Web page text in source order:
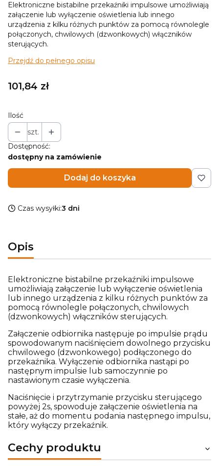
Elektroniczne bistabilne przekaźniki impulsowe umożliwiają
załączenie lub wyłączenie oświetlenia lub innego
urządzenia z kilku różnych punktów za pomocą równolegle
połączonych, chwilowych (dzwonkowych) włączników
sterujących.
Przejdź do pełnego opisu
Cena
101,84 zł
Ilość
szt.
Dostępność:
dostępny na zamówienie
Dodaj do koszyka
Czas wysyłki:3 dni
Opis
Elektroniczne bistabilne przekaźniki impulsowe
umożliwiają załączenie lub wyłączenie oświetlenia
lub innego urządzenia z kilku różnych punktów za
pomocą równolegle połączonych, chwilowych
(dzwonkowych) włączników sterujących.
Załączenie odbiornika następuje po impulsie prądu
spowodowanym naciśnięciem dowolnego przycisku
chwilowego (dzwonkowego) podłączonego do
przekaźnika. Wyłączenie odbiornika nastąpi po
następnym impulsie lub samoczynnie po
nastawionym czasie wyłączenia.
Naciśnięcie i przytrzymanie przycisku sterującego
powyżej 2s, spowoduje załączenie oświetlenia na
stałe, aż do momentu podania następnego impulsu,
który wyłączy przekaźnik.
Cechy produktu